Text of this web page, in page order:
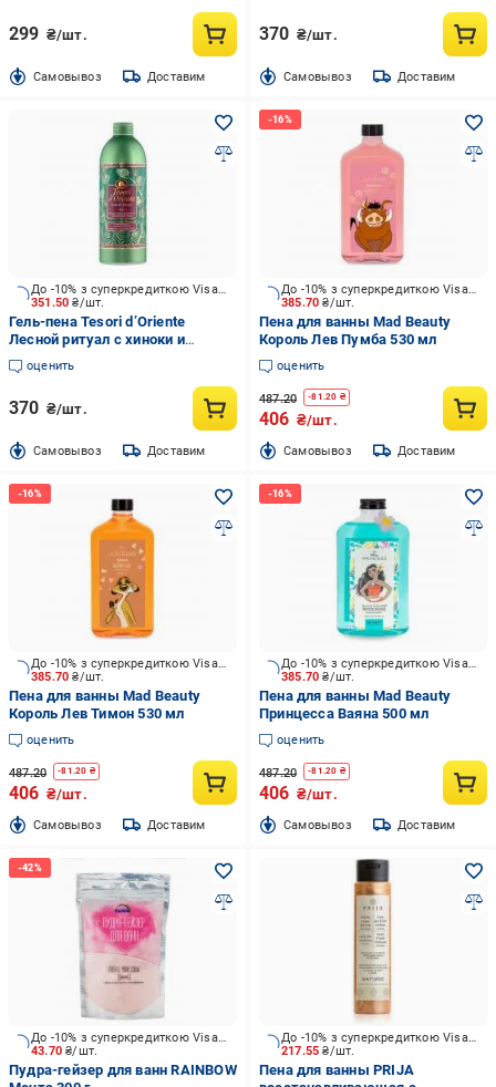
299 ₴/шт.
Cамовывоз Доставим
370 ₴/шт.
Cамовывоз Доставим
351.50₴/шт.
До -10% з суперкредиткою Visa Вигода
Гель-пена Tesori d’Oriente
Лесной ритуал с хиноки и
нинфеа 500 мл
оценить
370 ₴/шт.
Cамовывоз Доставим
385.70₴/шт.
До -10% з суперкредиткою Visa Вигода
Пена для ванны Mad Beauty
Король Лев Пумба 530 мл
оценить
487.20 -81.20 ₴
406 ₴/шт.
Cамовывоз Доставим
385.70₴/шт.
До -10% з суперкредиткою Visa Вигода
Пена для ванны Mad Beauty
Король Лев Тимон 530 мл
оценить
487.20 -81.20 ₴
406 ₴/шт.
Cамовывоз Доставим
385.70₴/шт.
До -10% з суперкредиткою Visa Вигода
Пена для ванны Mad Beauty
Принцесса Ваяна 500 мл
оценить
487.20 -81.20 ₴
406 ₴/шт.
Cамовывоз Доставим
43.70₴/шт.
До -10% з суперкредиткою Visa Вигода
Пудра-гейзер для ванн RAINBOW
217.55₴/шт.
До -10% з суперкредиткою Visa Вигода
Пена для ванны PRIJA